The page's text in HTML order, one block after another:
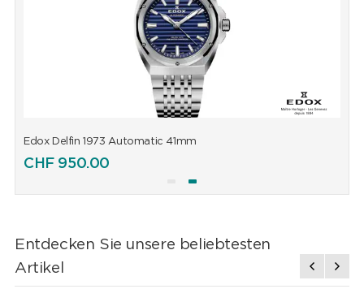
Edox Delfin 1973 Automatic 41mm
CHF950.00
Entdecken Sie unsere beliebtesten
Artikel